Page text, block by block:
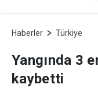
Haberler Türkiye
Yangında 3
kaybetti